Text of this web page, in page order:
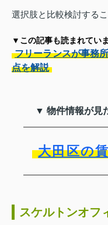
選択肢と比較検討するこ
▼この記事も読まれてい
フリーランスが事務
点を解説
▼ 物件情報が見
大田区の
スケルトンオフ